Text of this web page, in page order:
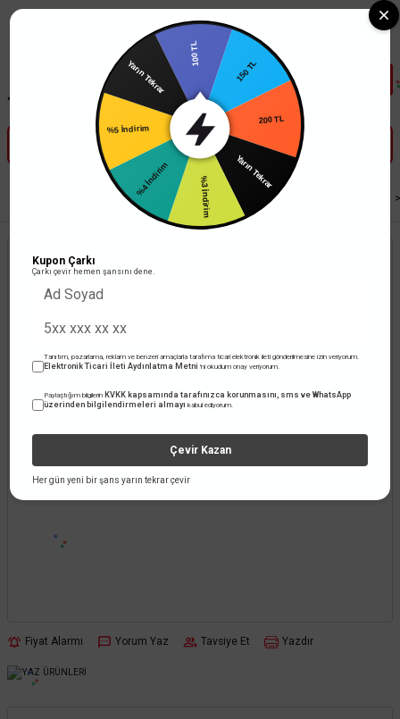
Tüm Banka Kartlarına Vade Farksız 3-5 Taksit Fırsatı Mailorder ile
Test ve Ölçü Aletleri Multimetreler
Fiyat Alarmı Yorum Yaz Tavsiye Et Yazdır
150 TL
Yarın Tekrar
%3 İndirim
%4 İndirim
Yarın Tekrar
Kupon Çarkı
Çarkı çevir hemen şansını dene.
Tanıtım, pazarlama, reklam ve benzeri amaçlarla tarafıma ticari elektronik ileti gönderilmesine izin veriyorum.
Elektronik Ticari İleti Aydınlatma Metni 'ni okudum onay veriyorum.
Paylaştığım bilgilerin KVKK kapsamında tarafınızca korunmasını, sms ve WhatsApp
üzerinden bilgilendirmeleri almayı kabul ediyorum.
Çevir Kazan
Her gün yeni bir şans yarın tekrar çevir